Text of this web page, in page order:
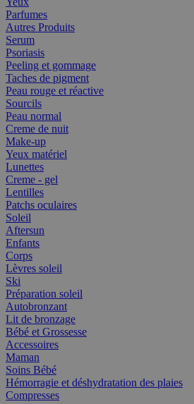
Parfumes
Autres Produits
Serum
Psoriasis
Peeling et gommage
Taches de pigment
Peau rouge et réactive
Sourcils
Peau normal
Creme de nuit
Make-up
Yeux matériel
Lunettes
Creme - gel
Lentilles
Patchs oculaires
Soleil
Aftersun
Enfants
Corps
Lèvres soleil
Ski
Préparation soleil
Autobronzant
Lit de bronzage
Bébé et Grossesse
Accessoires
Maman
Soins Bébé
Hémorragie et déshydratation des plaies
Compresses